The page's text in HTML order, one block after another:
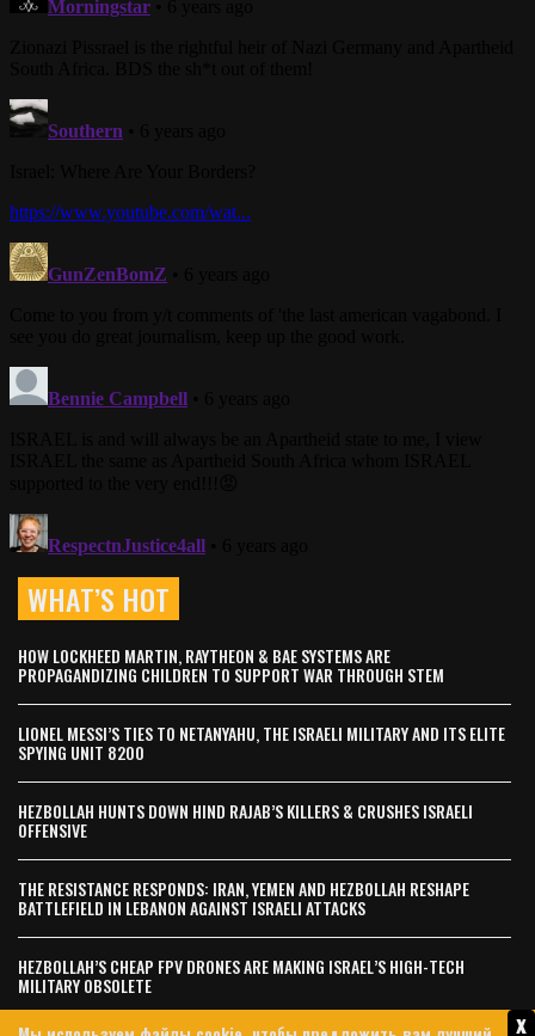
WHAT’S HOT
HOW LOCKHEED MARTIN, RAYTHEON & BAE SYSTEMS ARE
PROPAGANDIZING CHILDREN TO SUPPORT WAR THROUGH STEM
LIONEL MESSI’S TIES TO NETANYAHU, THE ISRAELI MILITARY AND ITS ELITE
SPYING UNIT 8200
HEZBOLLAH HUNTS DOWN HIND RAJAB’S KILLERS & CRUSHES ISRAELI
OFFENSIVE
THE RESISTANCE RESPONDS: IRAN, YEMEN AND HEZBOLLAH RESHAPE
BATTLEFIELD IN LEBANON AGAINST ISRAELI ATTACKS
HEZBOLLAH’S CHEAP FPV DRONES ARE MAKING ISRAEL’S HIGH-TECH
MILITARY OBSOLETE
x